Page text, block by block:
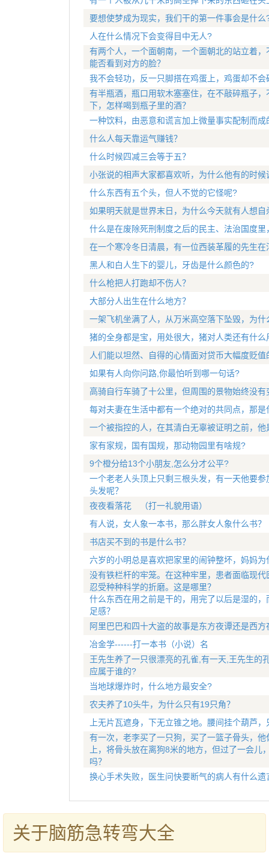
要想使梦成为现实，我们干的第一件事会是什么
人在什么情况下会变得目中无人?
有两个人，一个面朝南，一个面朝北的站立着
能否看到对方的脸？
我不会轻功，反一只脚搭在鸡蛋上，鸡蛋却不会
有半瓶酒，瓶口用软木塞塞住，在不敲碎瓶子
下，怎样喝到瓶子里的酒？
一种饮料，由恶意和谎言加上微量事实配制而
什么人每天靠运气赚钱？
什么时候四减三会等于五？
小张说的相声大家都喜欢听，为什么他有的时候
什么东西有五个头，但人不觉的它怪呢?
如果明天就是世界末日，为什么今天就有人想自
什么是在废除死刑制度之后的民主、法治国度
在一个寒冷冬日清晨，有一位西装革履的先生
黑人和白人生下的婴儿，牙齿是什么颜色的?
什么枪把人打跑却不伤人？
大部分人出生在什么地方？
一架飞机坐满了人，从万米高空落下坠毁，为
猪的全身都是宝，用处很大，猪对人类还有什么
人们能以坦然、自得的心情面对贷币大幅度贬
如果有人向你问路,你最怕听到哪一句话?
高骑自行车骑了十公里，但周围的景物始终没有
每对夫妻在生活中都有一个绝对的共同点，那是
一个被指控的人，在其清白无辜被证明之前，
家有家规，国有国规，那动物园里有啥规?
9个橙分给13个小朋友,怎么分才公平?
一个老老人头顶上只剩三根头发，有一天他要
头发呢？
夜夜看落花 （打一礼貌用语）
有人说，女人象一本书，那么胖女人象什么书？
书店买不到的书是什么书？
六岁的小明总是喜欢把家里的闹钟整坏，妈妈
没有铁栏杆的牢笼。在这种牢里，患者面临现
忍受种种科学的折磨。这是哪里？
什么东西在用之前是干的，用完了以后是湿的
足感？
阿里巴巴和四十大盗的故事是东方夜谭还是西方
冶金学------打一本书（小说）名
王先生养了一只很漂亮的孔雀,有一天,王先生的
应属于谁的?
当地球爆炸时，什么地方最安全?
农夫养了10头牛，为什么只有19只角？
上无片瓦遮身，下无立锥之地。腰间挂个葫芦
有一次，老李买了一只狗，买了一篮子骨头，
上，将骨头放在离狗8米的地方，但过了一会
吗？
换心手术失败，医生问快要断气的病人有什么
关于脑筋急转弯大全